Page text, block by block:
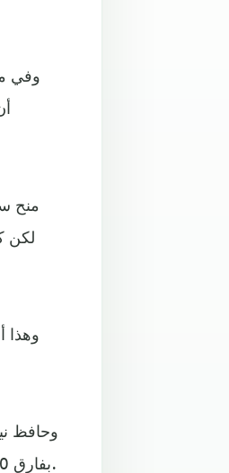
وفي
منح
لكن
وهذا
بفارق 10 نقاط عن بيرنلي صاحب المركز 18، ويحتل ساوثهامبتون المركز العاشر ولديه 35 نقطة.